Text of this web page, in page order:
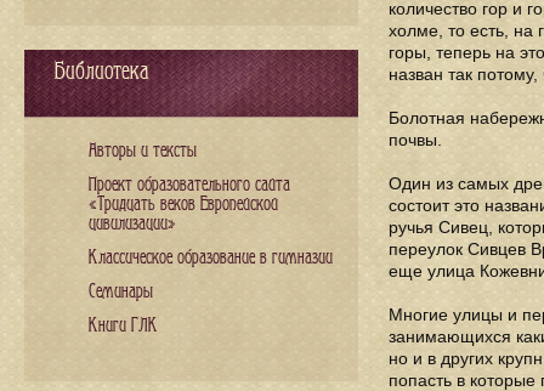
количество гор и
холме, то есть, на
горы, теперь на
назван так
Болотная
почвы.
Один из самых
состоит это
ручья Сивец,
переулок Сивцев
еще улица
Многие улицы и
занимающихся
но и в других
попасть в
Библиотека
Авторы и тексты
Проект образовательного сайта
«Тридцать веков Европейской
цивилизации»
Классическое образование в гимназии
Семинары
Книги ГЛК